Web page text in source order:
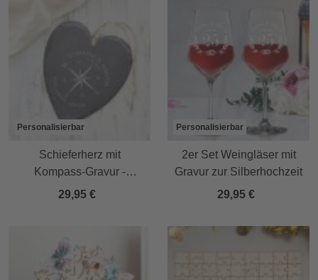
Personalisierbar
Schieferherz mit
Kompass-Gravur -
Personalisiert
29,95 €
Personalisierbar
2er Set Weingläser mit
Gravur zur Silberhochzeit
29,95 €